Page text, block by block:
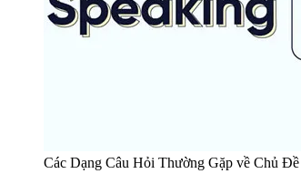
Các Dạng Câu Hỏi Thường Gặp về Chủ Đề